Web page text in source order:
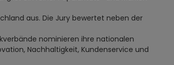
aus. Die Jury bewertet neben der
nominieren ihre nationalen
Nachhaltigkeit, Kundenservice und